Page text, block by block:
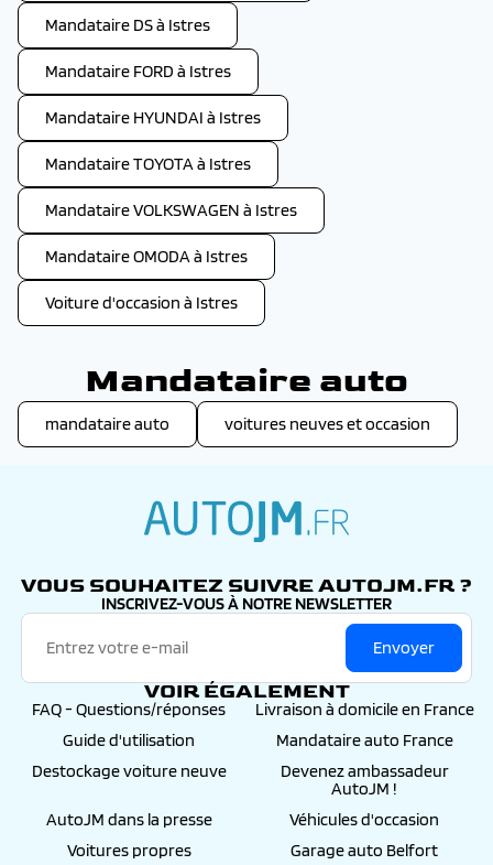
Mandataire DS à Istres
Mandataire FORD à Istres
Mandataire HYUNDAI à Istres
Mandataire TOYOTA à Istres
Mandataire VOLKSWAGEN à Istres
Mandataire OMODA à Istres
Voiture d'occasion à Istres
Mandataire auto
mandataire auto voitures neuves et occasion
VOUS SOUHAITEZ SUIVRE AUTOJM.FR ?
INSCRIVEZ-VOUS À NOTRE NEWSLETTER
Envoyer
VOIR ÉGALEMENT
FAQ - Questions/réponses
Livraison à domicile en France
Guide d'utilisation
Mandataire auto France
Destockage voiture neuve
Devenez ambassadeur
AutoJM !
AutoJM dans la presse
Véhicules d'occasion
Voitures propres
Garage auto Belfort